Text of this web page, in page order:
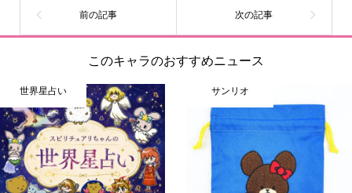
このキャラのおすすめニュース
世界星占い サンリオ